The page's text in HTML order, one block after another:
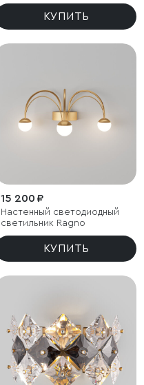
КУПИТЬ
15 200 ₽
Настенный светодиодный
светильник Ragno
КУПИТЬ